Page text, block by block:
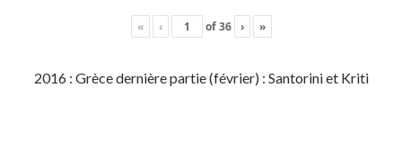
« ‹ of36 › »
2016 : Grèce dernière partie (février) : Santorini et Kriti